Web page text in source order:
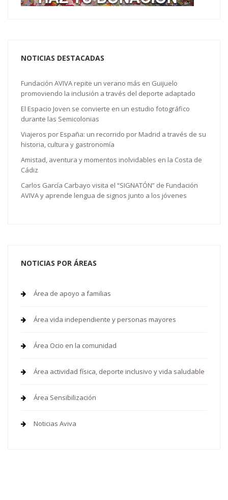
NOTICIAS DESTACADAS
Fundación AVIVA repite un verano más en Guijuelo
promoviendo la inclusión a través del deporte adaptado
El Espacio Joven se convierte en un estudio fotográfico
durante las Semicolonias
Viajeros por España: un recorrido por Madrid a través de su
historia, cultura y gastronomía
Amistad, aventura y momentos inolvidables en la Costa de
Cádiz
Carlos García Carbayo visita el “SIGNATÓN” de Fundación
AVIVA y aprende lengua de signos junto a los jóvenes
NOTICIAS POR ÁREAS
Área de apoyo a familias
Área vida independiente y personas mayores
Área Ocio en la comunidad
Área actividad física, deporte inclusivo y vida saludable
Área Sensibilización
Noticias Aviva